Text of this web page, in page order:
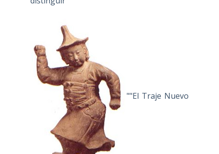
""El Traje Nuevo